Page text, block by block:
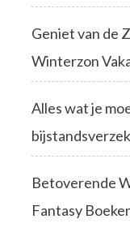
Geniet van de
Winterzon
Alles wat je
Betoverende
Fantasy